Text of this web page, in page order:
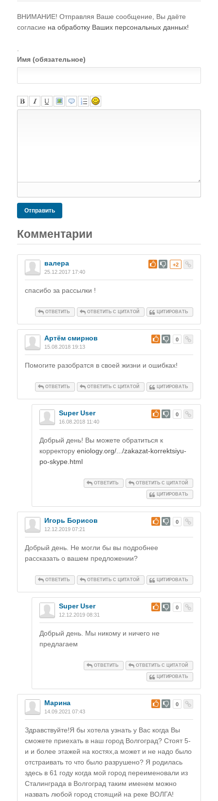
ВНИМАНИЕ! Отправляя Ваше сообщение, Вы даёте
согласие на обработку Ваших персональных данных!
.
Имя (обязательное)
Отправить
Комментарии
# +2
валера
25.12.2017 17:40
спасибо за рассылки !
ОТВЕТИТЬ ОТВЕТИТЬ С ЦИТАТОЙ ЦИТИРОВАТЬ
# 0
Артём смирнов
15.08.2018 19:13
Помогите разобратся в своей жизни и ошибках!
ОТВЕТИТЬ ОТВЕТИТЬ С ЦИТАТОЙ ЦИТИРОВАТЬ
# 0
Super User
16.08.2018 11:40
Добрый день! Вы можете обратиться к
корректору eniology.org/.../zakazat-korrektsiyu-
po-skype.html
ОТВЕТИТЬ ОТВЕТИТЬ С ЦИТАТОЙ
ЦИТИРОВАТЬ
# 0
Игорь Борисов
12.12.2019 07:21
Добрый день. Не могли бы вы подробнее
рассказать о вашем предложении?
ОТВЕТИТЬ ОТВЕТИТЬ С ЦИТАТОЙ ЦИТИРОВАТЬ
# 0
Super User
12.12.2019 08:31
Добрый день. Мы никому и ничего не
предлагаем
ОТВЕТИТЬ ОТВЕТИТЬ С ЦИТАТОЙ
ЦИТИРОВАТЬ
# 0
Марина
14.09.2021 07:43
Здравствуйте!Я бы хотела узнать у Вас когда Вы
сможете приехать в наш город Волгоград? Стоят 5-
и и более этажей на костях,а может и не надо было
отстраивать то что было разрушено? Я родилась
здесь в 61 году когда мой город переименовали из
Сталинграда в Волгоград таким именем можно
назвать любой город стоящий на реке ВОЛГА!